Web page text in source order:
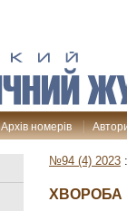
Архів номерів
№94 (4) 2023 :
ХВОРОБА